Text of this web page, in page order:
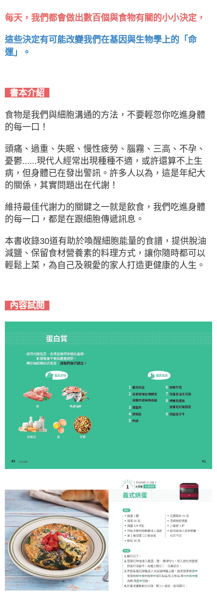
每天，我們都會做出數百個與食物有關的小小決定，
這些決定有可能改變我們在基因與生物學上的「命
運」。
書本介紹
食物是我們與細胞溝通的方法，不要輕忽你吃進身體
的每一口！
頭痛、過重、失眠、慢性疲勞、腦霧、三高、不孕、
憂鬱......現代人經常出現種種不適，或許還算不上生
病，但身體已在發出警訊。許多人以為，這是年紀大
的關係，其實問題出在代謝！
維持最佳代謝力的關鍵之一就是飲食，我們吃進身體
的每一口，都是在跟細胞傳遞訊息。
本書收錄30道有助於喚醒細胞能量的食譜，提供脫油
減鹽、保留食材營養素的料理方式，讓你隨時都可以
輕鬆上菜，為自己及親愛的家人打造更健康的人生。
內容試閱